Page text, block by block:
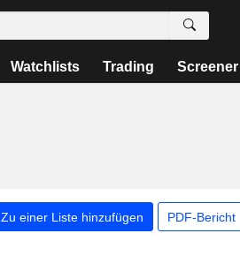
Watchlists Trading Screener
Zu einer Liste hinzufügen PDF-Bericht